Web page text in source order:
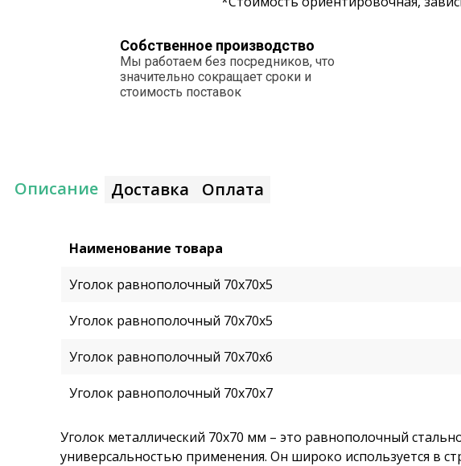
Собственное производство
Мы работаем без посредников, что
значительно сокращает сроки и
стоимость поставок
Описание Доставка Оплата
Наименование товара
Уголок равнополочный 70х70х5
Уголок равнополочный 70х70х5
Уголок равнополочный 70х70х6
Уголок равнополочный 70х70х7
Уголок металлический 70х70 мм – это равнополочный
универсальностью применения. Он широко используется в